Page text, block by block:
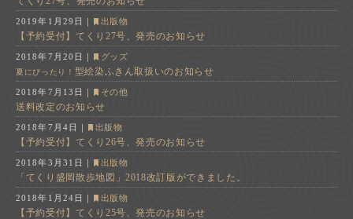
2019年1月29日 ｜ 出版物
【予約受付】てくり27号、発売のお知らせ
2018年7月20日 ｜ グッズ
夏にぴったり！ 型絵染ふきん取扱いのお知らせ
2018年7月13日 ｜ その他
送料改定のお知らせ
2018年7月4日 ｜ 出版物
【予約受付】てくり26号、発売のお知らせ
2018年3月31日 ｜ 出版物
「てくり盛岡散歩地図」2018改訂版ができました。
2018年1月24日 ｜ 出版物
【予約受付】てくり25号、発売のお知らせ